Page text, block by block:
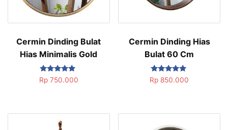
Cermin Dinding Bulat
Hias Minimalis Gold
Dinilai
5.00
Rp750.000
Cermin Dinding Hias
Bulat 60 Cm
Dinilai
5.00
Rp 850.000